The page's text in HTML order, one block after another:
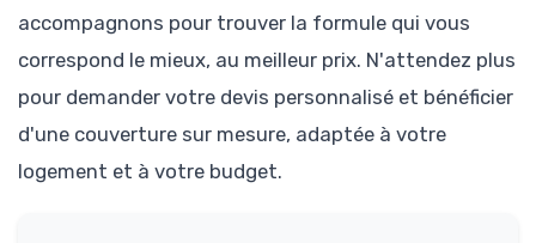
accompagnons pour trouver la formule qui vous
correspond le mieux, au meilleur prix. N'attendez plus
pour demander votre devis personnalisé et bénéficier
d'une couverture sur mesure, adaptée à votre
logement et à votre budget.